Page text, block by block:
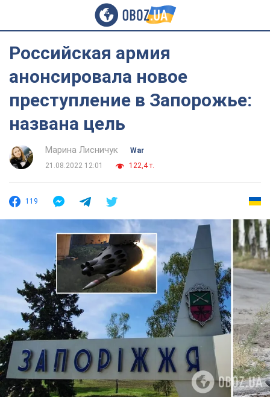
Российская армия
анонсировала новое
преступление в Запорожье:
названа цель
Марина Лисничук
War
21.08.2022 12:01
122,4 т.
119